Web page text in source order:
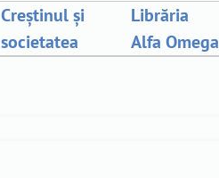
Creștinul și
societatea
Librăria
Alfa Omega